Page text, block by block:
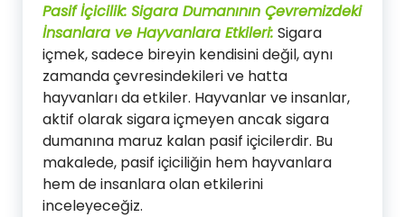
Pasif İçicilik: Sigara Dumanının Çevremizdeki
İnsanlara ve Hayvanlara Etkileri: Sigara
içmek, sadece bireyin kendisini değil, aynı
zamanda çevresindekileri ve hatta
hayvanları da etkiler. Hayvanlar ve insanlar,
aktif olarak sigara içmeyen ancak sigara
dumanına maruz kalan pasif içicilerdir. Bu
makalede, pasif içiciliğin hem hayvanlara
hem de insanlara olan etkilerini
inceleyeceğiz.